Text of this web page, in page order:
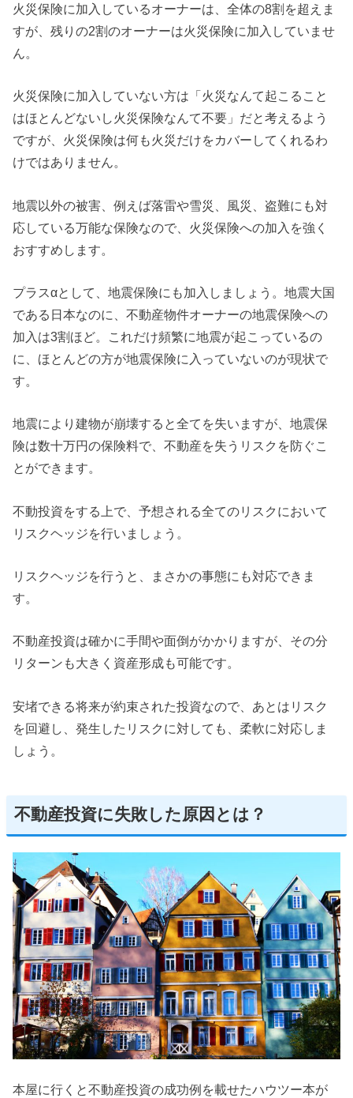
火災保険に加入しているオーナーは、全体の8割を超えま
すが、残りの2割のオーナーは火災保険に加入していませ
ん。
火災保険に加入していない方は「火災なんて起こること
はほとんどないし火災保険なんて不要」だと考えるよう
ですが、火災保険は何も火災だけをカバーしてくれるわ
けではありません。
地震以外の被害、例えば落雷や雪災、風災、盗難にも対
応している万能な保険なので、火災保険への加入を強く
おすすめします。
プラスαとして、地震保険にも加入しましょう。地震大国
である日本なのに、不動産物件オーナーの地震保険への
加入は3割ほど。これだけ頻繁に地震が起こっているの
に、ほとんどの方が地震保険に入っていないのが現状で
す。
地震により建物が崩壊すると全てを失いますが、地震保
険は数十万円の保険料で、不動産を失うリスクを防ぐこ
とができます。
不動投資をする上で、予想される全てのリスクにおいて
リスクヘッジを行いましょう。
リスクヘッジを行うと、まさかの事態にも対応できま
す。
不動産投資は確かに手間や面倒がかかりますが、その分
リターンも大きく資産形成も可能です。
安堵できる将来が約束された投資なので、あとはリスク
を回避し、発生したリスクに対しても、柔軟に対応しま
しょう。
不動産投資に失敗した原因とは？
本屋に行くと不動産投資の成功例を載せたハウツー本が